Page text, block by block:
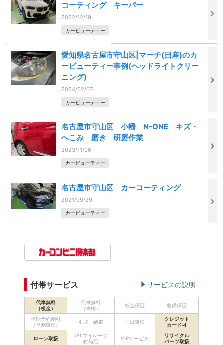
コーティング キーパー
2022/12/19
カービューティー
愛知県名古屋市守山区|マーチ(日産)のカ
ービューティー事例(ヘッドライトクリー
ニング)
2024/02/07
カービューティー
名古屋市守山区 小幡 N-ONE キズ・
へこみ 磨き 研磨作業
2023/11/06
カービューティー
名古屋市守山区 カーコーティング
2021/09/29
カービューティー
付帯サービス サービスの説明
代車無料
（板金）
代車無料
（車検）
板金保証 整備保証
早期予約割引
（早割車検）
引取・納車 一日車検
クレジット
カード可
ローン取扱
JALマイレージ
付与店
VIPサービス
リサイクル
パーツ取扱